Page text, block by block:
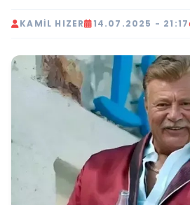
KAMIL HIZER 14.07.2025 - 21:17